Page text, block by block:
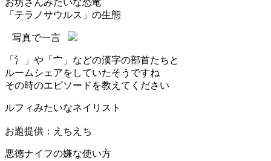
「テラノサウルス」の生態
写真で一言
「氵」や「宀」などの漢字の部首たちと
ルームシェアをしていたそうですね
その時のエピソードを教えてください
ルフィみたいなネイリスト
お題提供：えちえち
悪徳ナイフの嫌な使い方